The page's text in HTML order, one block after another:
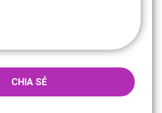
CHIA SẺ